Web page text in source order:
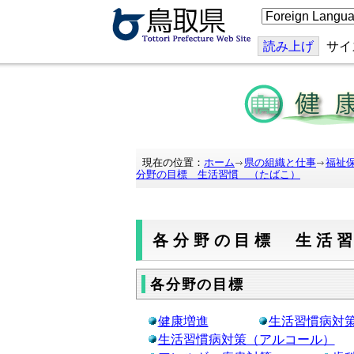
こ
の
ジ
を
訳
す
る
読み上げ サ
現在の位置： ホーム 県の組織と仕事
福祉
分野の目標 生活習慣 （たばこ）
各分野の目標 生活
各分野の目標
健康増進
生活習慣病対
生活習慣病対策（アルコール）